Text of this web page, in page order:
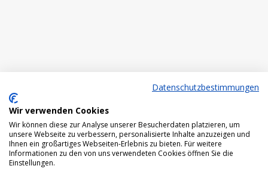
Datenschutzbestimmungen
Wir verwenden Cookies
Wir können diese zur Analyse unserer Besucherdaten platzieren, um
unsere Webseite zu verbessern, personalisierte Inhalte anzuzeigen und
Ihnen ein großartiges Webseiten-Erlebnis zu bieten. Für weitere
Informationen zu den von uns verwendeten Cookies öffnen Sie die
Einstellungen.